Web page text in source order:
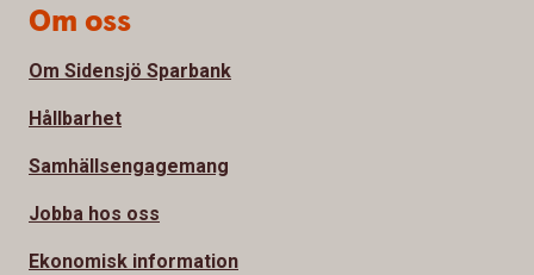
Om oss
Om Sidensjö Sparbank
Hållbarhet
Samhällsengagemang
Jobba hos oss
Ekonomisk information